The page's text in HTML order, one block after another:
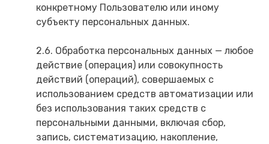
конкретному Пользователю или иному
субъекту персональных данных.
2.6. Обработка персональных данных — любое
действие (операция) или совокупность
действий (операций), совершаемых с
использованием средств автоматизации или
без использования таких средств с
персональными данными, включая сбор,
запись, систематизацию, накопление,